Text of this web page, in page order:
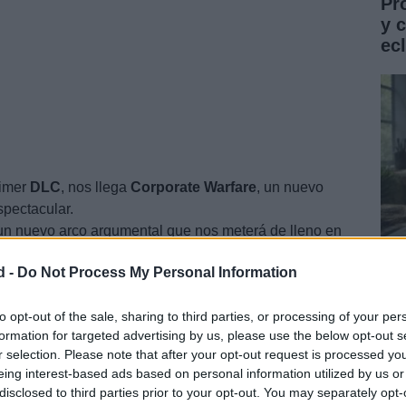
- Do Not Process My Personal Information
opt-out of the sale, sharing to third parties, or processing of your
for targeted advertising by us, please use the below opt-out
selection. Please note that after your opt-out request is processed
interest-based ads based on personal information utilized by us
to third parties prior to your opt-out. You may separately
DLC, nos llega Corporate Warfare, un nuevo
nuevo arco argumental que nos meterá de lleno en
Ultor.
y